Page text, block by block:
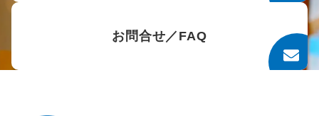
お問合せ／FAQ